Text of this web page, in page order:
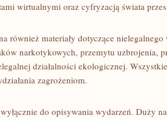
wirtualnymi oraz cyfryzacją świata
również materiały dotyczące
narkotykowych, przemytu uzbrojenia,
działalności ekologicznej.
zagrożeniom.
do opisywania wydarzeń. Duży